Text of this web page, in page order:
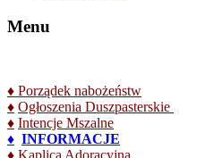
Menu
♦ Porządek nabożeństw
♦ Ogłoszenia Duszpasterskie
♦ Intencje Mszalne
♦ INFORMACJE